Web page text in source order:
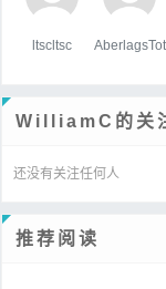
ltscltsc AberlagsTot
WilliamC的关
还没有关注任何人
推荐阅读